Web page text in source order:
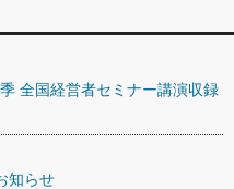
全国経営者セミナー講演収録
知らせ